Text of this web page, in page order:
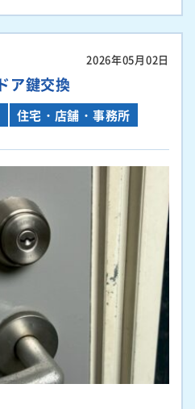
2026年05月02日
ア鍵交換
住宅・店舗・事務所